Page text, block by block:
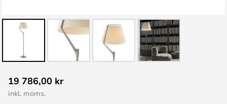
till
början
19 786,00 kr
inkl. moms.